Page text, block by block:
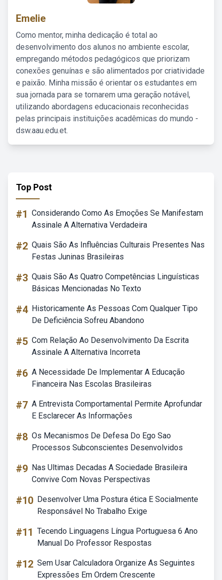
Emelie
Como mentor, minha dedicação é total ao
desenvolvimento dos alunos no ambiente escolar,
empregando métodos pedagógicos que priorizam
conexões genuínas e são alimentados por criatividade
e paixão. Minha missão é orientar os estudantes em
sua jornada para se tornarem uma geração notável,
utilizando abordagens educacionais reconhecidas
pelas principais instituições acadêmicas do mundo -
dsw.aau.edu.et.
Top Post
#1 Considerando Como As Emoções Se Manifestam
Assinale A Alternativa Verdadeira
#2 Quais São As Influências Culturais Presentes Nas
Festas Juninas Brasileiras
#3 Quais São As Quatro Competências Linguísticas
Básicas Mencionadas No Texto
#4 Historicamente As Pessoas Com Qualquer Tipo
De Deficiência Sofreu Abandono
#5 Com Relação Ao Desenvolvimento Da Escrita
Assinale A Alternativa Incorreta
#6 A Necessidade De Implementar A Educação
Financeira Nas Escolas Brasileiras
#7 A Entrevista Comportamental Permite Aprofundar
E Esclarecer As Informações
#8 Os Mecanismos De Defesa Do Ego Sao
Processos Subconscientes Desenvolvidos
#9 Nas Ultimas Decadas A Sociedade Brasileira
Convive Com Novas Perspectivas
#10 Desenvolver Uma Postura ética E Socialmente
Responsável No Trabalho Exige
#11 Tecendo Linguagens Língua Portuguesa 6 Ano
Manual Do Professor Respostas
#12 Sem Usar Calculadora Organize As Seguintes
Expressões Em Ordem Crescente